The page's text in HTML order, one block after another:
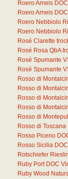
Roero Arneis
Roero Arneis
Roero Nebbiolo
Roero Nebbiolo
Rosé Clarette
Rosé Rosa QbA
Rosé Spumante
Rosé Spumante
Rosso di
Rosso di
Rosso di
Rosso di
Rosso di
Rosso di Toscana
Rosso Piceno
Rosso Sicilia
Rotschiefer
Ruby Port DOC
Ruby Wood